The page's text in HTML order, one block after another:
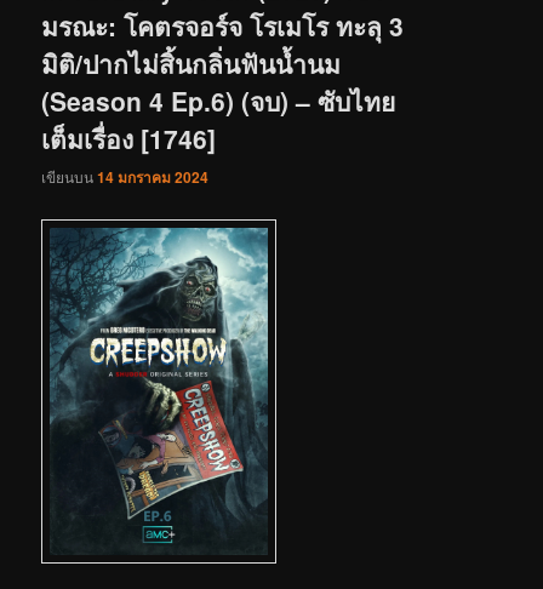
มรณะ: โคตรจอร์จ โรเมโร ทะลุ 3
มิติ/ปากไม่สิ้นกลิ่นฟันน้ำนม
(Season 4 Ep.6) (จบ) – ซับไทย
เต็มเรื่อง [1746]
เขียนบน14 มกราคม 2024